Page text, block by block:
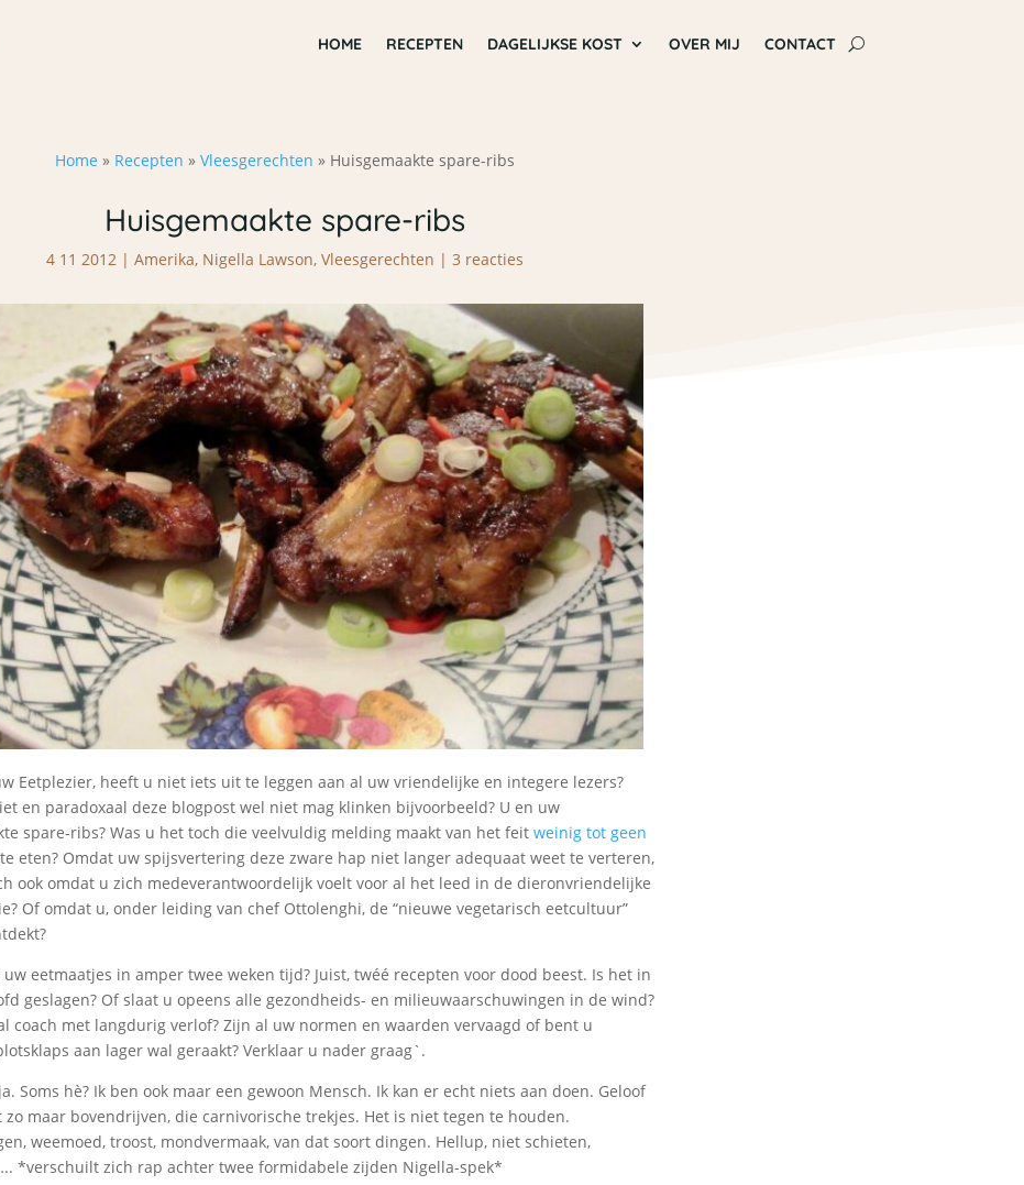
HOME RECEPTEN DAGELIJKSE KOST OVER MIJ CONTACT
Home » Recepten » Vleesgerechten » Huisgemaakte spare-ribs
Huisgemaakte spare-ribs
4 11 2012 | Amerika, Nigella Lawson, Vleesgerechten | 3 reacties
Eetplezier, heeft u niet iets uit te leggen aan al uw vriendelijke en integere lezers?
en paradoxaal deze blogpost wel niet mag klinken bijvoorbeeld? U en uw
spare-ribs? Was u het toch die veelvuldig melding maakt van het feit weinig tot geen
eten? Omdat uw spijsvertering deze zware hap niet langer adequaat weet te verteren,
ook omdat u zich medeverantwoordelijk voelt voor al het leed in de dieronvriendelijke
Of omdat u, onder leiding van chef Ottolenghi, de “nieuwe vegetarisch eetcultuur”
uw eetmaatjes in amper twee weken tijd? Juist, twéé recepten voor dood beest. Is het in
geslagen? Of slaat u opeens alle gezondheids- en milieuwaarschuwingen in de wind?
coach met langdurig verlof? Zijn al uw normen en waarden vervaagd of bent u
aan lager wal geraakt? Verklaar u nader graag`.
Soms hè? Ik ben ook maar een gewoon Mensch. Ik kan er echt niets aan doen. Geloof
zo maar bovendrijven, die carnivorische trekjes. Het is niet tegen te houden.
weemoed, troost, mondvermaak, van dat soort dingen. Hellup, niet schieten,
*verschuilt zich rap achter twee formidabele zijden Nigella-spek*